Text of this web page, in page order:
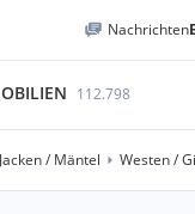
Nachrichten
112.798
/ Mäntel Westen /